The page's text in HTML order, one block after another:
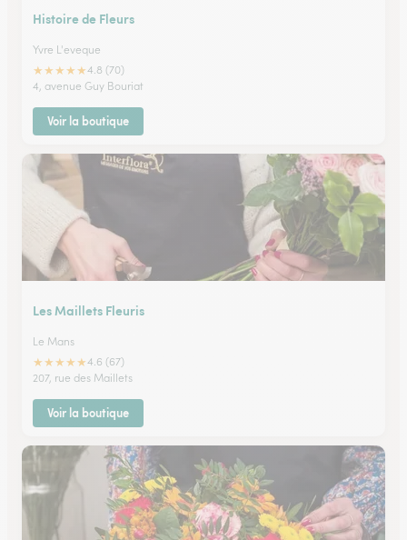
Histoire de Fleurs
Yvre L'eveque
★★★★★4.8 (70)
4, avenue Guy Bouriat
Voir la boutique
Les Maillets Fleuris
Le Mans
★★★★★4.6 (67)
207, rue des Maillets
Voir la boutique